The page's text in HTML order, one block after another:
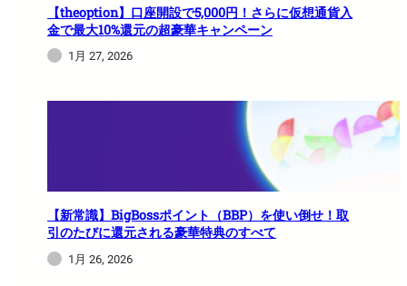
【theoption】口座開設で5,000円！さらに仮想通貨入
金で最大10%還元の超豪華キャンペーン
1月 27, 2026
【新常識】BigBossポイント（BBP）を使い倒せ！取
引のたびに還元される豪華特典のすべて
1月 26, 2026